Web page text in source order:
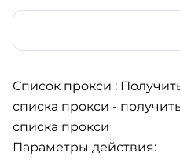
Список прокси :
списка прокси -
списка прокси
Параметры действия: